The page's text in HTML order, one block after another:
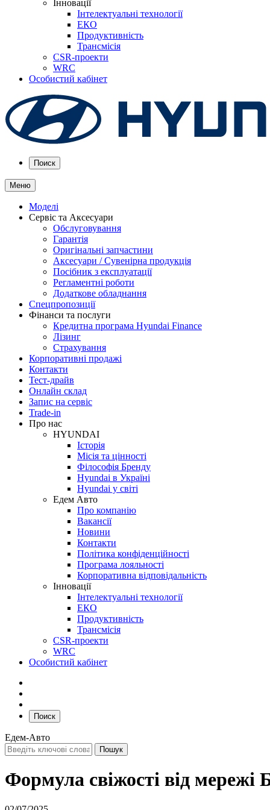
Інновації
Інтелектуальні технології
ЕКО
Продуктивність
Трансмісія
CSR-проекти
WRC
Особистий кабінет
Поиск
Меню
Моделі
Сервіс та Аксесуари
Обслуговування
Гарантія
Оригінальні запчастини
Аксесуари / Сувенірна продукція
Посібник з експлуатації
Регламентні роботи
Додаткове обладнання
Спецпропозиції
Фінанси та послуги
Кредитна програма Hyundai Finance
Лізинг
Страхування
Корпоративні продажі
Контакти
Тест-драйв
Онлайн склад
Запис на сервіс
Trade-in
Про нас
HYUNDAI
Історія
Місія та цінності
Філософія Бренду
Hyundai в Україні
Hyundai у світі
Едем Авто
Про компанію
Вакансії
Новини
Контакти
Політика конфіденційності
Програма лояльності
Корпоративна відповідальність
Інновації
Інтелектуальні технології
ЕКО
Продуктивність
Трансмісія
CSR-проекти
WRC
Особистий кабінет
Поиск
Едем-Авто
Формула свіжості від